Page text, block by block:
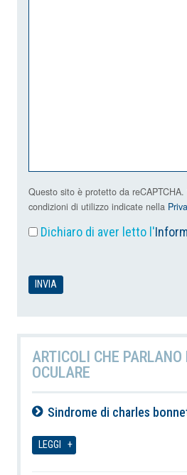
Questo sito è protetto da
condizioni di utilizzo indicate nella
Dichiaro di aver letto l'
ARTICOLI CHE
OCULARE
Sindrome di charles
LEGGI